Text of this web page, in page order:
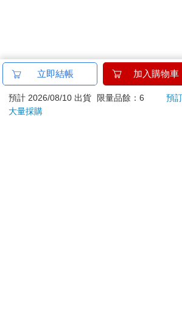
立即結帳 加入購物車
預計 2026/08/10 出貨 限量品餘：6 預
大量採購